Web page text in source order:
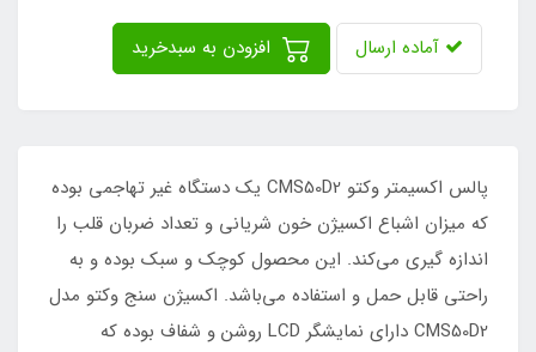
آماده ارسال
پالس اکسیمتر وکتو CMS50D2 یک دستگاه غیر تهاجمی بوده
که میزان اشباع اکسیژن خون شریانی و تعداد ضربان قلب را
اندازه گیری می‌کند. این محصول کوچک و سبک بوده و به
راحتی قابل حمل و استفاده می‌باشد. اکسیژن سنج وکتو مدل
CMS50D2 دارای نمایشگر LCD روشن و شفاف بوده که